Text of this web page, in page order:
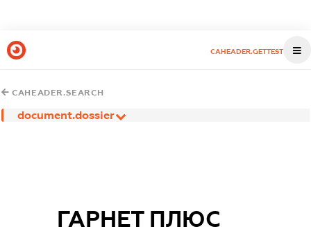
CAHEADER.GETTEST
CAHEADER.SEARCH
document.dossier
ГАРНЕТ ПЛЮС